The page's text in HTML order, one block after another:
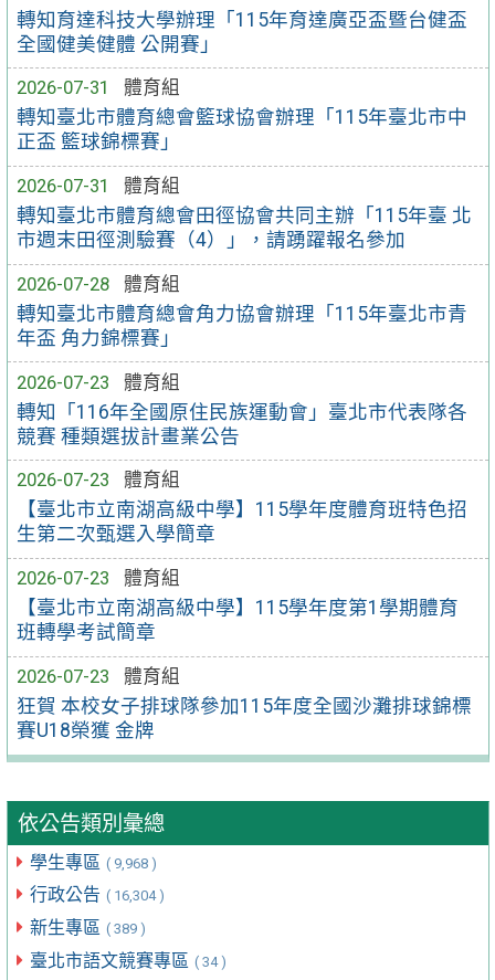
轉知育達科技大學辦理「115年育達廣亞盃暨台健盃
全國健美健體 公開賽」
2026-07-31
體育組
轉知臺北市體育總會籃球協會辦理「115年臺北市中
正盃 籃球錦標賽」
2026-07-31
體育組
轉知臺北市體育總會田徑協會共同主辦「115年臺 北
市週末田徑測驗賽（4）」，請踴躍報名參加
2026-07-28
體育組
轉知臺北市體育總會角力協會辦理「115年臺北市青
年盃 角力錦標賽」
2026-07-23
體育組
轉知「116年全國原住民族運動會」臺北市代表隊各
競賽 種類選拔計畫業公告
2026-07-23
體育組
【臺北市立南湖高級中學】115學年度體育班特色招
生第二次甄選入學簡章
2026-07-23
體育組
【臺北市立南湖高級中學】115學年度第1學期體育
班轉學考試簡章
2026-07-23
體育組
狂賀 本校女子排球隊參加115年度全國沙灘排球錦標
賽U18榮獲 金牌
依公告類別彙總
學生專區 ( 9,968 )
行政公告 ( 16,304 )
新生專區 ( 389 )
臺北市語文競賽專區 ( 34 )